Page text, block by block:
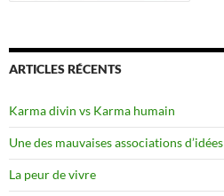
ARTICLES RÉCENTS
Karma divin vs Karma humain
Une des mauvaises associations d’idées
La peur de vivre